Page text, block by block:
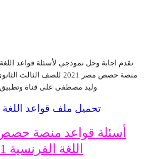
نقدم اجابة وحل نموذجي لأسئلة قواعد
منصة حصص مصر 2021 للصف
وليد مصطفى على قناة
تحميل ملف قواعد اللغة
أسئلة قواعد منصة
اللغة الفرنسية 2021